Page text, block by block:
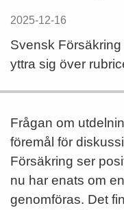
2025-12-16
Svensk
yttra sig över
Frågan om
föremål för
Försäkring ser
nu har enats om
genomföras. Det